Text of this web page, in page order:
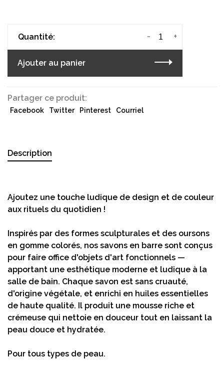
Quantité: +
-
Ajouter au panier
Partager ce produit:
Facebook Twitter Pinterest Courriel
Description
Ajoutez une touche ludique de design et de couleur
aux rituels du quotidien !
Inspirés par des formes sculpturales et des oursons
en gomme colorés, nos savons en barre sont conçus
pour faire office d'objets d'art fonctionnels —
apportant une esthétique moderne et ludique à la
salle de bain. Chaque savon est sans cruauté,
d'origine végétale, et enrichi en huiles essentielles
de haute qualité. Il produit une mousse riche et
crémeuse qui nettoie en douceur tout en laissant la
peau douce et hydratée.
Pour tous types de peau.